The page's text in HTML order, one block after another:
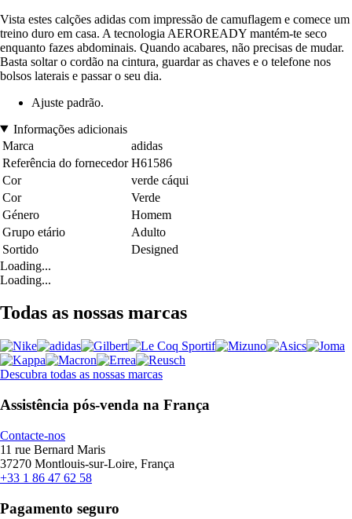
Vista estes calções adidas com impressão de camuflagem e comece um
treino duro em casa. A tecnologia AEROREADY mantém-te seco
enquanto fazes abdominais. Quando acabares, não precisas de mudar.
Basta soltar o cordão na cintura, guardar as chaves e o telefone nos
bolsos laterais e passar o seu dia.
Ajuste padrão.
Informações adicionais
Marca
adidas
Referência do fornecedor H61586
Cor
verde cáqui
Cor
Verde
Género
Homem
Grupo etário
Adulto
Sortido
Designed
Loading...
Loading...
Todas as nossas marcas
Descubra todas as nossas marcas
Assistência pós-venda na França
Contacte-nos
11 rue Bernard Maris
37270 Montlouis-sur-Loire, França
+33 1 86 47 62 58
Pagamento seguro